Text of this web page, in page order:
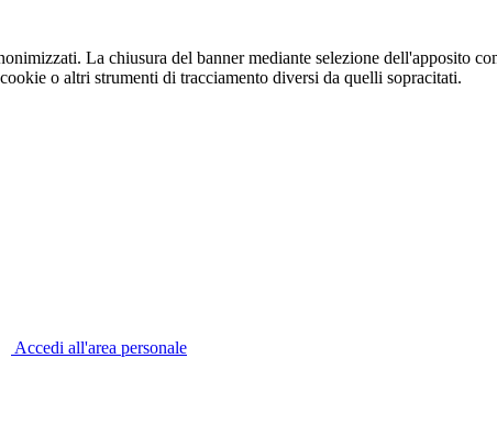
La chiusura del banner mediante selezione dell'apposito
o altri strumenti di tracciamento diversi da quelli sopracitati.
Accedi all'area personale